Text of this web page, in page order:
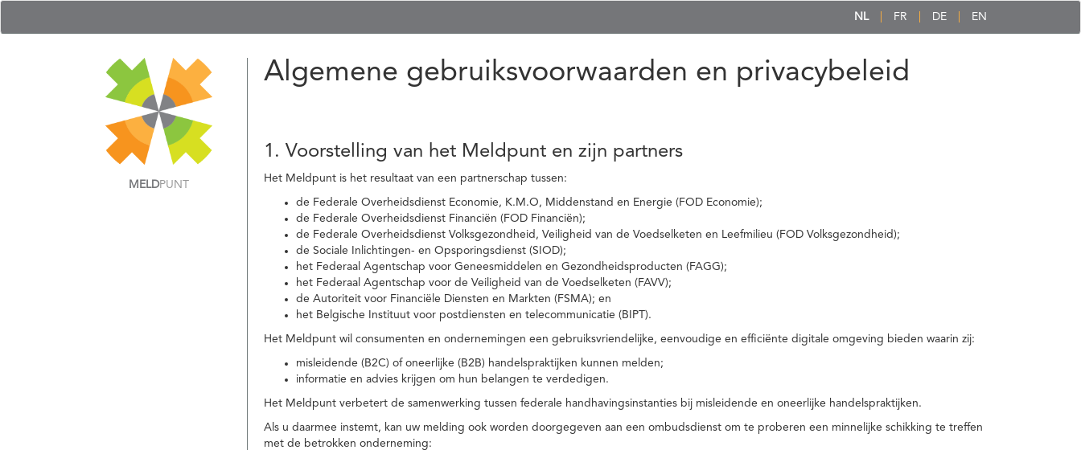
NL FR DE EN
MELDPUNT
Algemene gebruiksvoorwaarden en privacybeleid
1. Voorstelling van het Meldpunt en zijn partners
Het Meldpunt is het resultaat van een partnerschap tussen:
de Federale Overheidsdienst Economie, K.M.O, Middenstand en Energie (FOD Economie);
de Federale Overheidsdienst Financiën (FOD Financiën);
de Federale Overheidsdienst Volksgezondheid, Veiligheid van de Voedselketen en Leefmilieu (FOD Volksgezondheid);
de Sociale Inlichtingen- en Opsporingsdienst (SIOD);
het Federaal Agentschap voor Geneesmiddelen en Gezondheidsproducten (FAGG);
het Federaal Agentschap voor de Veiligheid van de Voedselketen (FAVV);
de Autoriteit voor Financiële Diensten en Markten (FSMA); en
het Belgische Instituut voor postdiensten en telecommunicatie (BIPT).
Het Meldpunt wil consumenten en ondernemingen een gebruiksvriendelijke, eenvoudige en efficiënte digitale omgeving bieden waarin zij:
misleidende (B2C) of oneerlijke (B2B) handelspraktijken kunnen melden;
informatie en advies krijgen om hun belangen te verdedigen.
Het Meldpunt verbetert de samenwerking tussen federale handhavingsinstanties bij misleidende en oneerlijke handelspraktijken.
Als u daarmee instemt, kan uw melding ook worden doorgegeven aan een ombudsdienst om te proberen een minnelijke schikking te treffen
met de betrokken onderneming: